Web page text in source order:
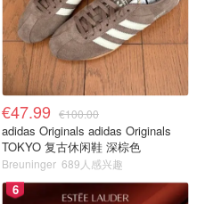
€47.99 €100.00
adidas Originals adidas Originals
TOKYO 复古休闲鞋 深棕色
Breuninger 689人感兴趣
6